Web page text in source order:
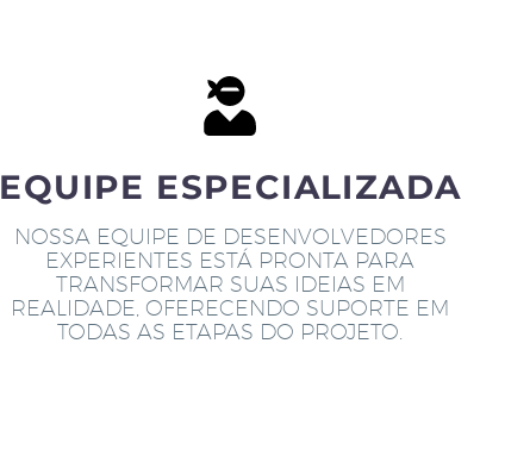
EQUIPE ESPECIALIZADA
NOSSA EQUIPE DE DESENVOLVEDORES
EXPERIENTES ESTÁ PRONTA PARA
TRANSFORMAR SUAS IDEIAS EM
REALIDADE, OFERECENDO SUPORTE EM
TODAS AS ETAPAS DO PROJETO.